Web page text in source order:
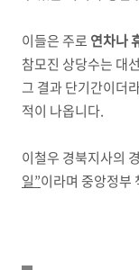
이들은 주로 연차나
참모진 상당수는 대
그 결과 단기간이더
적이 나옵니다.
이철우 경북지사의
일”이라며 중앙정부